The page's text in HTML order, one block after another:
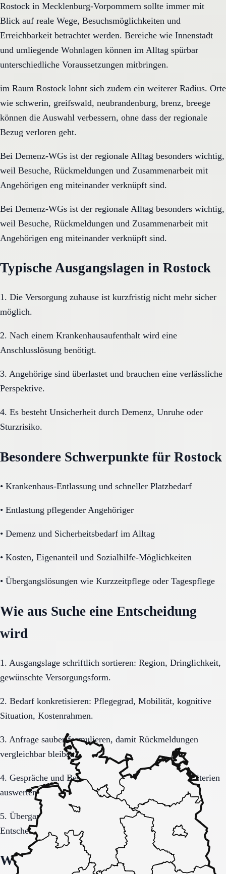
Rostock in Mecklenburg-Vorpommern sollte immer mit
Blick auf reale Wege, Besuchsmöglichkeiten und
Erreichbarkeit betrachtet werden. Bereiche wie Innenstadt
und umliegende Wohnlagen können im Alltag spürbar
unterschiedliche Voraussetzungen mitbringen.
im Raum Rostock lohnt sich zudem ein weiterer Radius. Orte
wie schwerin, greifswald, neubrandenburg, brenz, breege
können die Auswahl verbessern, ohne dass der regionale
Bezug verloren geht.
Bei Demenz-WGs ist der regionale Alltag besonders wichtig,
weil Besuche, Rückmeldungen und Zusammenarbeit mit
Angehörigen eng miteinander verknüpft sind.
Bei Demenz-WGs ist der regionale Alltag besonders wichtig,
weil Besuche, Rückmeldungen und Zusammenarbeit mit
Angehörigen eng miteinander verknüpft sind.
Typische Ausgangslagen in Rostock
1. Die Versorgung zuhause ist kurzfristig nicht mehr sicher
möglich.
2. Nach einem Krankenhausaufenthalt wird eine
Anschlusslösung benötigt.
3. Angehörige sind überlastet und brauchen eine verlässliche
Perspektive.
4. Es besteht Unsicherheit durch Demenz, Unruhe oder
Sturzrisiko.
Besondere Schwerpunkte für Rostock
• Krankenhaus-Entlassung und schneller Platzbedarf
• Entlastung pflegender Angehöriger
• Demenz und Sicherheitsbedarf im Alltag
• Kosten, Eigenanteil und Sozialhilfe-Möglichkeiten
• Übergangslösungen wie Kurzzeitpflege oder Tagespflege
Wie aus Suche eine Entscheidung
wird
1. Ausgangslage schriftlich sortieren: Region, Dringlichkeit,
gewünschte Versorgungsform.
2. Bedarf konkretisieren: Pflegegrad, Mobilität, kognitive
Situation, Kostenrahmen.
3. Anfrage sauber formulieren, damit Rückmeldungen
vergleichbar bleiben.
4. Gespräche und Besichtigungen mit festen Muss-Kriterien
auswerten.
5. Übergang, Kommunikation und Kosten vor der
Entscheidung vollständig klären.
Welche Fragen den Unterschied